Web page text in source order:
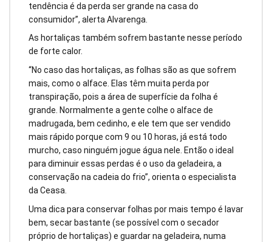
tendência é da perda ser grande na casa do
consumidor”, alerta Alvarenga.
As hortaliças também sofrem bastante nesse período
de forte calor.
“No caso das hortaliças, as folhas são as que sofrem
mais, como o alface. Elas têm muita perda por
transpiração, pois a área de superfície da folha é
grande. Normalmente a gente colhe o alface de
madrugada, bem cedinho, e ele tem que ser vendido
mais rápido porque com 9 ou 10 horas, já está todo
murcho, caso ninguém jogue água nele. Então o ideal
para diminuir essas perdas é o uso da geladeira, a
conservação na cadeia do frio”, orienta o especialista
da Ceasa.
Uma dica para conservar folhas por mais tempo é lavar
bem, secar bastante (se possível com o secador
próprio de hortaliças) e guardar na geladeira, numa